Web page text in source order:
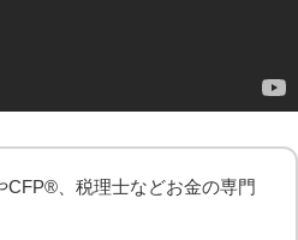
CFP®️、税理士などお金の専門